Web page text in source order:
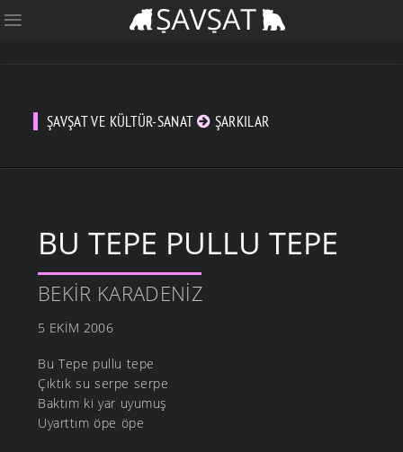
ŞAVŞAT VE KÜLTÜR-SANAT ŞARKILAR
BU TEPE PULLU TEPE
BEKIR KARADENIZ
5 EKIM 2006
Bu Tepe pullu tepe
Çıktık su serpe serpe
Baktım ki yar uyumuş
Uyarttım öpe öpe